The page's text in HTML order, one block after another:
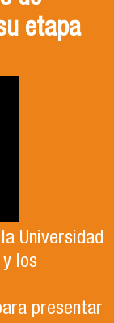
etapa
Universidad
los
presentar